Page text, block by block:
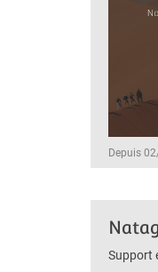
Depuis
Support